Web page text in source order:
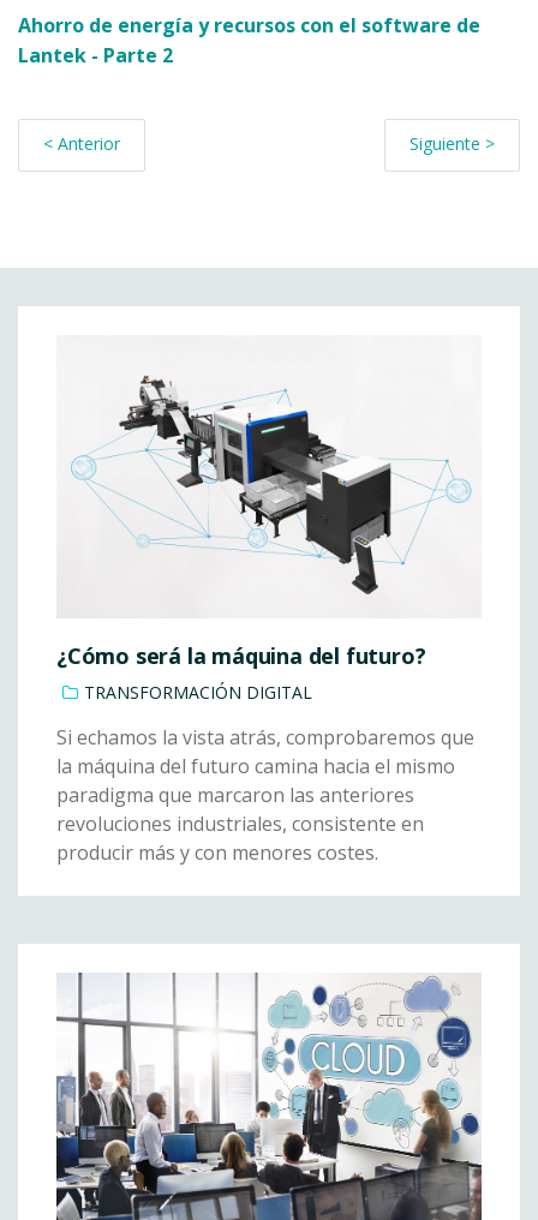
Ahorro de energía y recursos con el software de
Lantek - Parte 2
< Anterior Siguiente >
¿Cómo será la máquina del futuro?
TRANSFORMACIÓN DIGITAL
Si echamos la vista atrás, comprobaremos que
la máquina del futuro camina hacia el mismo
paradigma que marcaron las anteriores
revoluciones industriales, consistente en
producir más y con menores costes.